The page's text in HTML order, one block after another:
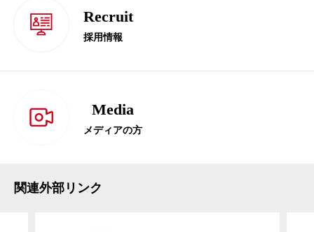
Recruit
採用情報
Media
メディアの方
関連外部リンク